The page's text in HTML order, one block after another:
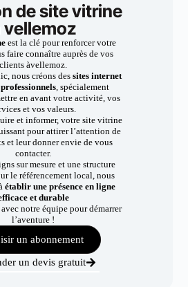
de site vitrine
vellemoz
est la clé pour renforcer votre
faire connaître auprès de vos
clients àvellemoz.
nous créons dessites internet
, spécialement
en avant votre activité, vos
et vos valeurs.
et informer, votre site vitrine
pour attirer l’attention de
et leur donner envie de vous
contacter.
sur mesure et une structure
le référencement local, nous
établir une présence en ligne
et durable
notre équipe pour démarrer
l’aventure !
un abonnement
un devis gratuit